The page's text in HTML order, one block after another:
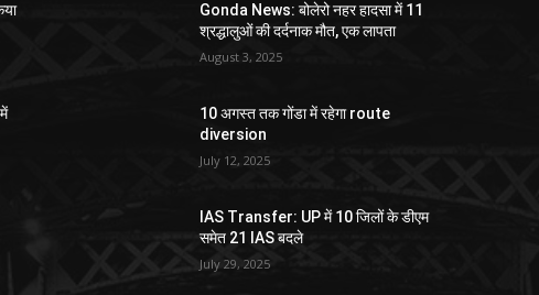
Gonda News: बोलेरो नहर हादसा में 11
श्रद्धालुओं की दर्दनाक मौत, एक लापता
August 3, 2025
10 अगस्त तक गोंडा में रहेगा route
diversion
July 12, 2025
IAS Transfer: UP में 10 जिलों के डीएम
समेत 21 IAS बदले
July 29, 2025